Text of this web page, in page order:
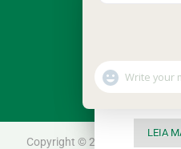
Copyright © 2020 -
Caneca
LEIA
WhatsApp